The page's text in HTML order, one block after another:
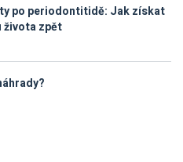
po periodontitidě: Jak získat
života zpět